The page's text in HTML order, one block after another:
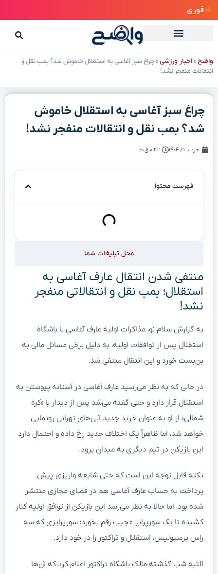
فوری
واضح »اخبار ورزشی »چراغ سبز آغاسی به استقلال خاموش شد؟ بمب نقل و
انتقالات منفجر نشد!
چراغ سبز آغاسی به استقلال خاموش
شد؟ بمب نقل و انتقالات منفجر نشد!
خرداد ۲۱, ۱۴۰۴ ۰:۳۲ ق٫ظ
فهرست محتوا
محل تبلیغات شما
منتفی شدن انتقال عارف آغاسی به
استقلال؛ بمب نقل و انتقالاتی منفجر
نشد!
به گزارش سلام نو، مذاکرات اولیه عارف آغاسی با باشگاه
استقلال پس از توافقات اولیه، به دلیل برخی مسائل مالی به
بن‌بست خورد و این انتقال منتفی شد.
در حالی که به نظر می‌رسید عارف آغاسی در آستانه پیوستن به
استقلال قرار دارد و حتی گفته می‌شد پس از دیدار با «کره
شمالی» از او به عنوان خرید جدید آبی‌های تهرانی رونمایی
خواهد شد، اما ظاهراً یک اختلاف جدید رخ داده و احتمال دارد
این بازیکن در تیم دیگری به میدان برود.
نکته قابل توجه این است که حتی شایعه واریزی پیش
پرداخت به حساب عارف آغاسی هم در فضای مجازی منتشر
شده بود، اما حالا به نظر می‌رسد این بازیکن از توافق اولیه کنار
کشیده تا یک سورپرایز عجیب رقم بخورد؛ سورپرایزی که سه
راس پرسپولیس، استقلال و تراکتور را در خود دارد.
التبه شب گذشته مالک باشگاه تراکتور اعلام کرد که آن‌ها